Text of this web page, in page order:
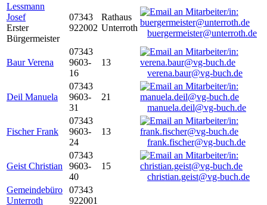
Lessmann
Josef
Erster
Bürgermeister
07343
922002
Rathaus
Unterroth
buergermeister@unterroth.de
Baur Verena
07343
9603-
16
13
verena.baur@vg-buch.de
Deil Manuela
07343
9603-
31
21
manuela.deil@vg-buch.de
Fischer Frank
07343
9603-
24
13
frank.fischer@vg-buch.de
Geist Christian
07343
9603-
40
15
christian.geist@vg-buch.de
Gemeindebüro
Unterroth
07343
922001